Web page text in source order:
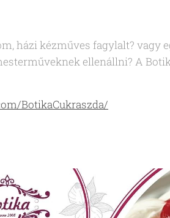
házi kézműves fagylalt? vagy
ellenállni? A
BotikaCukraszda/